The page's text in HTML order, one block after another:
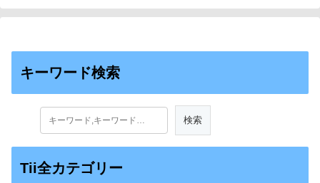
キーワード検索
Tii全カテゴリー